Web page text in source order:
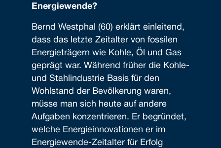
Energiewende?
Bernd Westphal (60) erklärt einleitend,
dass das letzte Zeitalter von fossilen
Energieträgern wie Kohle, Öl und Gas
geprägt war. Während früher die Kohle-
und Stahlindustrie Basis für den
Wohlstand der Bevölkerung waren,
müsse man sich heute auf andere
Aufgaben konzentrieren. Er begründet,
welche Energieinnovationen er im
Energiewende-Zeitalter für Erfolg